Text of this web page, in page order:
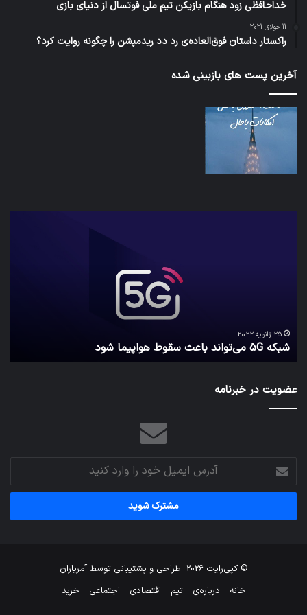
خداحافظی زود هنگام بازیکن تیم ملی فوتسال از دنیای بازی
11 جولای 2021
راکستار داستان فوق‌العاده‌ی رد دد ریدمپشن را چگونه روایت کرد؟
آخرین پست های بازبینی شده
25 ژانویه 2022
شبکه 5G می‌تواند باعث سقوط هواپیما شود
عضویت در خبرنامه
آدرس
ایمیل
خود
وارد
© کپی‌رایت 2026 طراحی و پشتیبانی توسطآمریاران
خانه
درباره‌ی تیم اقتصادی اجتماعی خرید